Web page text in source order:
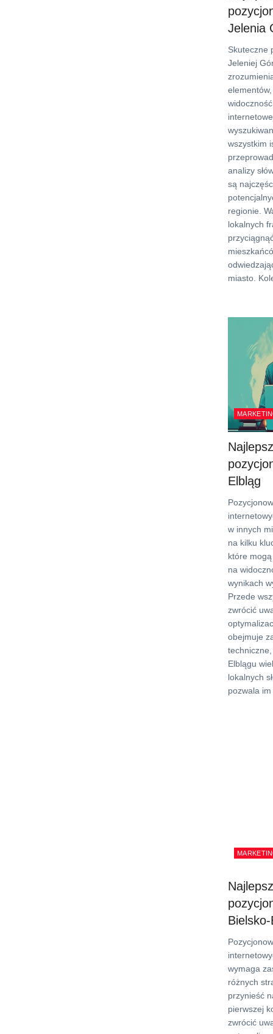
Jelenia
Skuteczne
Jeleniej
wszystkim
analizy
są
regionie.
lokalnych
miasto.
Elbląg
w innych
na kilku
które
na
wynikach
Przede
zwrócić
obejmuje
Elblągu
lokalnych
pozwala
Bielsko-
wymaga
różnych
przynieść
pierwszej
zwrócić